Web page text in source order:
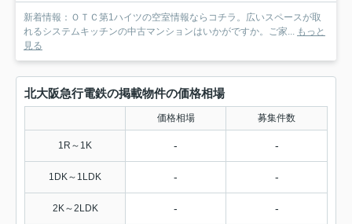
新着情報：ＯＴＣ第1ハイツの空室情報ならコチラ。広いスペースが取
れるシステムキッチンの中古マンションはいかがですか。ご家... もっと
見る
北大阪急行電鉄の掲載物件の価格相場
価格相場 募集件数
1R～1K - -
1DK～1LDK - -
2K～2LDK - -